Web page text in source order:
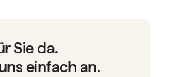
Sie da.
einfach an.